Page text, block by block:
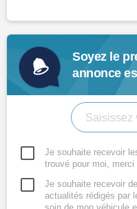
Soyez le
annonce
Je souhaite recevoir
trouvé pour moi, merci
Je souhaite recevoir
actualités rédigés par